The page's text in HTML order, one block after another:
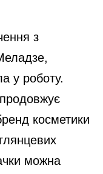
з
у роботу.
косметики
можна